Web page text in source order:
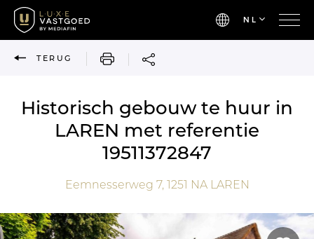
NL
TERUG AFDRUKKEN
Historisch gebouw te huur in
LAREN met referentie
19511372847
Eemnesserweg 7, 1251 NALAREN